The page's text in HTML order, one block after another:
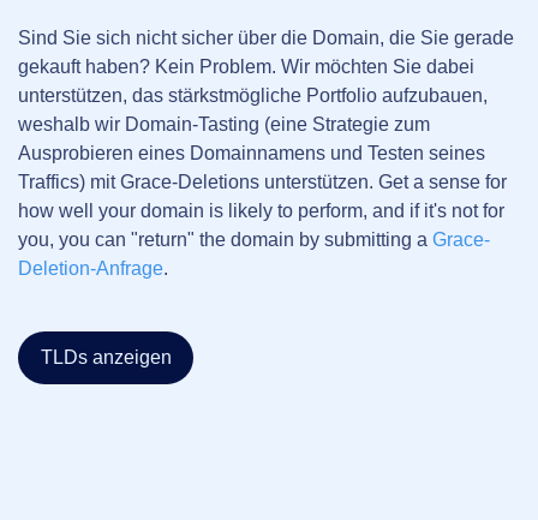
Sind Sie sich nicht sicher über die Domain, die Sie gerade
gekauft haben? Kein Problem. Wir möchten Sie dabei
unterstützen, das stärkstmögliche Portfolio aufzubauen,
weshalb wir Domain-Tasting (eine Strategie zum
Ausprobieren eines Domainnamens und Testen seines
Traffics) mit Grace-Deletions unterstützen. Get a sense for
how well your domain is likely to perform, and if it's not for
you, you can "return" the domain by submitting a Grace-
Deletion-Anfrage.
TLDs anzeigen